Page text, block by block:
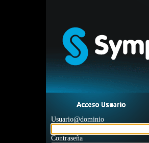
Usuario@dominio
Contraseña